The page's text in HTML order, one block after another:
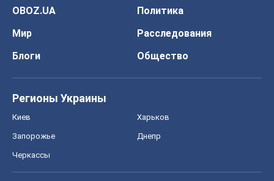
OBOZ.UA
Политика
Мир
Расследования
Блоги
Общество
Регионы Украины
Киев Харьков
Запорожье Днепр
Черкассы